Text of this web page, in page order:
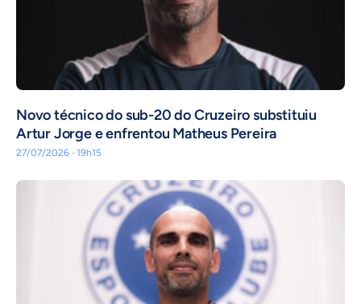
Novo técnico do sub-20 do Cruzeiro substituiu
Artur Jorge e enfrentou Matheus Pereira
27/07/2026 · 19h15